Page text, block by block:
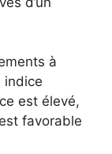
à
indice
est élevé,
favorable